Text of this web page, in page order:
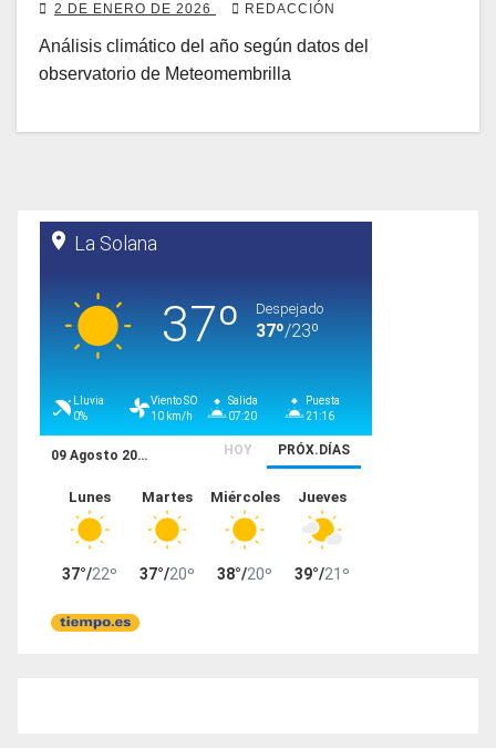
2 DE ENERO DE 2026 REDACCIÓN
Análisis climático del año según datos del
observatorio de Meteomembrilla